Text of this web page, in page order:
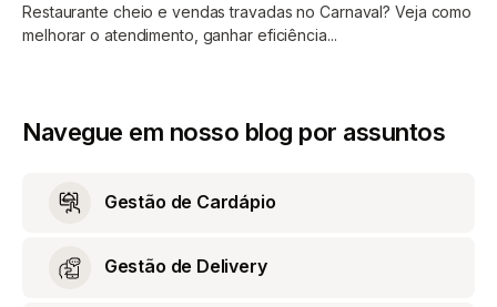
Restaurante cheio e vendas travadas no Carnaval? Veja como
melhorar o atendimento, ganhar eficiência...
Navegue em nosso blog por assuntos
Gestão de Cardápio
Gestão de Delivery